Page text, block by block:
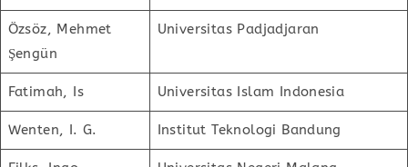
Özsöz, Mehmet
Şengün
Universitas Padjadjaran
Fatimah, Is Universitas Islam Indonesia
Wenten, I. G. Institut Teknologi Bandung